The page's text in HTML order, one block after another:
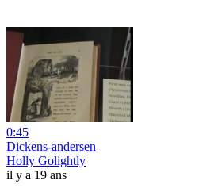
0:45
Dickens-andersen
Holly Golightly
il y a 19 ans